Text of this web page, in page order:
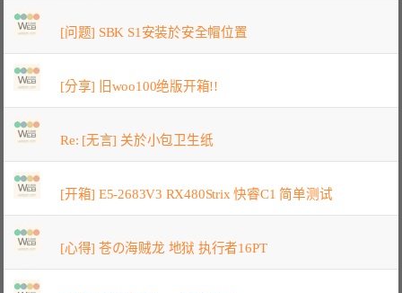
[问题] SBK S1安装於安全帽位置
[分享] 旧woo100绝版开箱!!
Re: [无言] 关於小包卫生纸
[开箱] E5-2683V3 RX480Strix 快睿C1 简单测试
[心得] 苍の海贼龙 地狱 执行者16PT